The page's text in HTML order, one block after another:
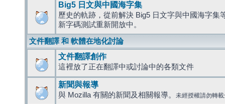
Big5 日文與中國海字集
歷史的軌跡，從前解決 Big5 日文字與中國海字集
新字碼測試重新開放中。
文件翻譯 和 軟體在地化討論
文件翻譯創作
這裡放了正在翻譯中或討論中的各類文件
新聞與報導
與 Mozilla 有關的新聞及相關報導。 未經授權請勿轉